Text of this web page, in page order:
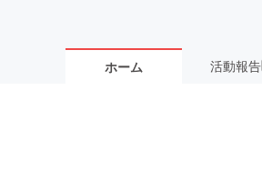
ホーム 活動報告